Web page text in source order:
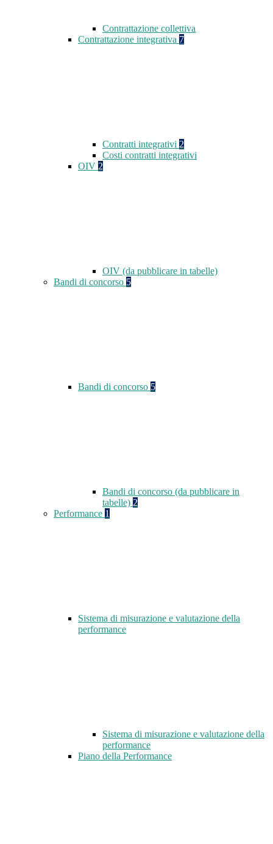
Contrattazione collettiva
Contrattazione integrativa 7
Contratti integrativi 2
Costi contratti integrativi
OIV 2
OIV (da pubblicare in tabelle)
Bandi di concorso 5
Bandi di concorso 5
Bandi di concorso (da pubblicare in
tabelle) 2
Performance 1
Sistema di misurazione e valutazione della
performance
Sistema di misurazione e valutazione della
performance
Piano della Performance